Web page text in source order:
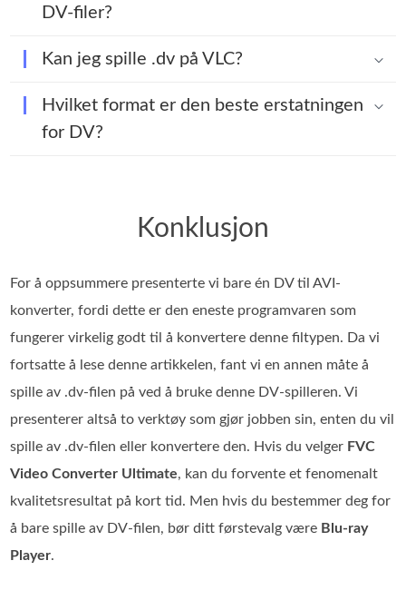
DV-filer?
Kan jeg spille .dv på VLC?
Hvilket format er den beste erstatningen
for DV?
Konklusjon
For å oppsummere presenterte vi bare én DV til AVI-
konverter, fordi dette er den eneste programvaren som
fungerer virkelig godt til å konvertere denne filtypen. Da vi
fortsatte å lese denne artikkelen, fant vi en annen måte å
spille av .dv-filen på ved å bruke denne DV-spilleren. Vi
presenterer altså to verktøy som gjør jobben sin, enten du vil
spille av .dv-filen eller konvertere den. Hvis du velger FVC
Video Converter Ultimate, kan du forvente et fenomenalt
kvalitetsresultat på kort tid. Men hvis du bestemmer deg for
å bare spille av DV-filen, bør ditt førstevalg være Blu-ray
Player.